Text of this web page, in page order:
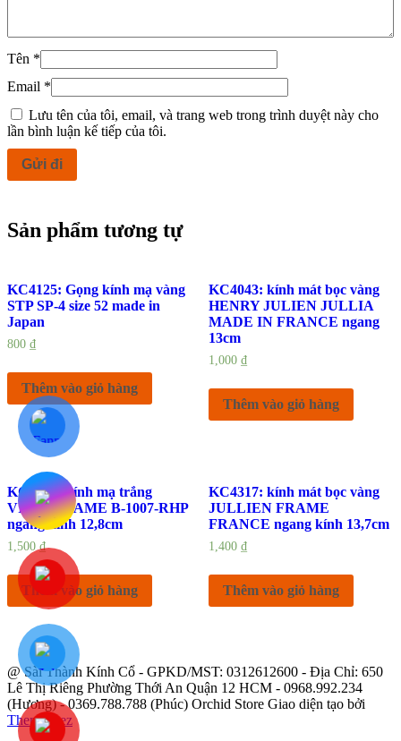
Tên *
Email *
Lưu tên của tôi, email, và trang web trong trình duyệt này cho
lần bình luận kế tiếp của tôi.
Sản phẩm tương tự
KC4125: Gọng kính mạ vàng
STP SP-4 size 52 made in
Japan
800 ₫
Thêm vào giỏ hàng
KC4043: kính mát bọc vàng
HENRY JULIEN JULLIA
MADE IN FRANCE ngang
13cm
1,000 ₫
Thêm vào giỏ hàng
KC4148: kính mạ trắng
VISTA FRAME B-1007-RHP
ngang kính 12,8cm
1,500₫
Thêm vào giỏ hàng
KC4317: kính mát bọc vàng
JULLIEN FRAME
FRANCE ngang kính 13,7cm
1,400 ₫
Thêm vào giỏ hàng
@ Sài Thành Kính Cổ - GPKD/MST: 0312612600 - Địa Chỉ: 650
Lê Thị Riêng Phường Thới An Quận 12 HCM - 0968.992.234
(Hương) - 0369.788.788 (Phúc) Orchid Store Giao diện tạo bởi
Themebeez